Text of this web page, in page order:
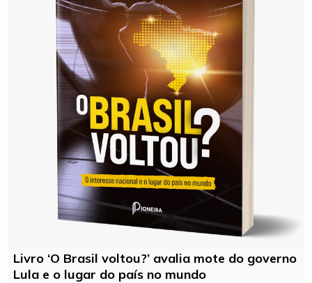
Livro ‘O Brasil voltou?’ avalia mote do governo
Lula e o lugar do país no mundo